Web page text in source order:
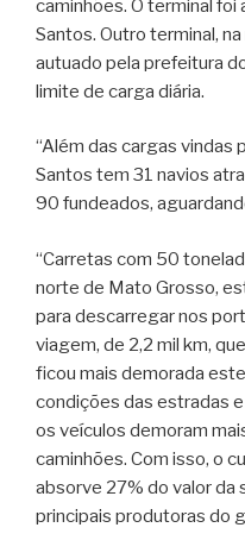
caminhões. O terminal
Santos. Outro terminal,
autuado pela prefeitura
limite de carga diária.
“Além das cargas vindas
Santos tem 31 navios
90 fundeados,
“Carretas com 50
norte de Mato Grosso,
para descarregar nos
viagem, de 2,2 mil km,
ficou mais demorada
condições das estradas
os veículos demoram
caminhões. Com isso, o
absorve 27% do valor da
principais produtoras do